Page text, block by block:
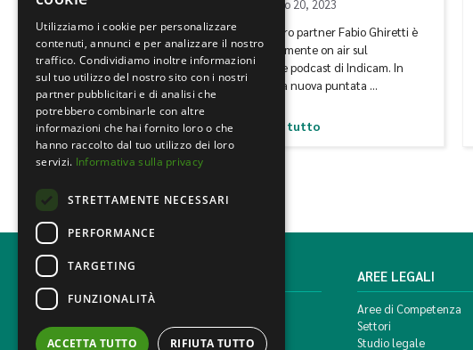
Bontempi
Gennaio 20, 2025
Lo Studio Mondini Bonora Ginevra,
in collaborazione con PwC TLS e lo
studio Capra …
Leggi tutto
Maggio 20, 2023
Il nostro partner Fabio Ghiretti è
nuovamente on air sul
canale podcast di Indicam. In
questa nuova puntata …
Leggi tutto
MONDINI BONORA GINEVRA
T. +39 02 777351 F. +39 02 784510
info@mbg.legal
AREE LEGALI
Aree di Competenza
Settori
Studio legale
Utilizziamo i cookie per personalizzare
contenuti, annunci e per analizzare il nostro
traffico. Condividiamo inoltre informazioni
sul tuo utilizzo del nostro sito con i nostri
partner pubblicitari e di analisi che
potrebbero combinarle con altre
informazioni che hai fornito loro o che
hanno raccolto dal tuo utilizzo dei loro
servizi. Informativa sulla privacy
STRETTAMENTE NECESSARI
PERFORMANCE
TARGETING
FUNZIONALITÀ
ACCETTA TUTTO RIFIUTA TUTTO